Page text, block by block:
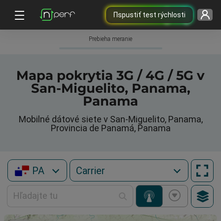
Пspustiť test rýchlosti
Prebieha meranie
Mapa pokrytia 3G / 4G / 5G v
San-Miguelito, Panama,
Panama
Mobilné dátové siete v San-Miguelito, Panama,
Provincia de Panamá, Panama
PA